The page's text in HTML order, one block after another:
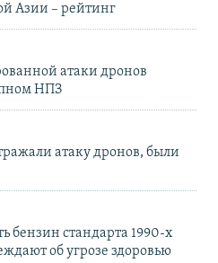
Азии – рейтинг
атаки дронов
НПЗ
атаку дронов, были
бензин стандарта 1990-х
об угрозе здоровью